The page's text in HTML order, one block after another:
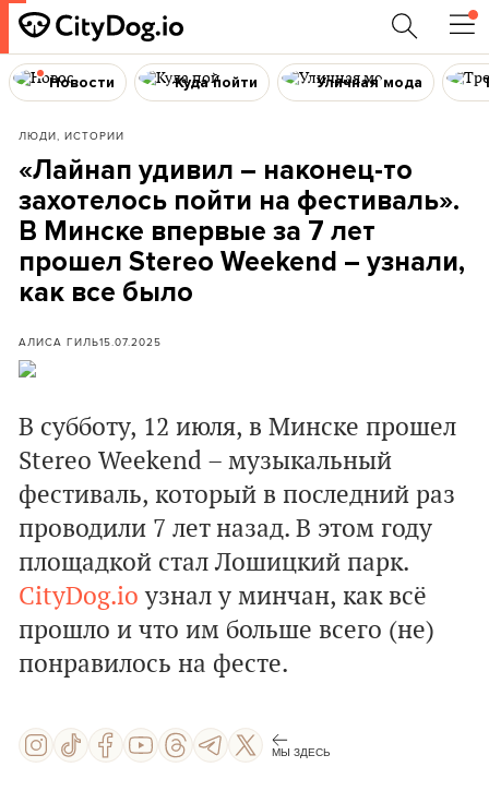
Новости Куда пойти Уличная мода
ЛЮДИ, ИСТОРИИ
«Лайнап удивил – наконец-то
захотелось пойти на фестиваль».
В Минске впервые за 7 лет
прошел Stereo Weekend – узнали,
как все было
АЛИСА ГИЛЬ15.07.2025
В субботу, 12 июля, в Минске прошел
Stereo Weekend – музыкальный
фестиваль, который в последний раз
проводили 7 лет назад. В этом году
площадкой стал Лошицкий парк.
CityDog.io узнал у минчан, как всё
прошло и что им больше всего (не)
понравилось на фесте.
МЫ ЗДЕСЬ